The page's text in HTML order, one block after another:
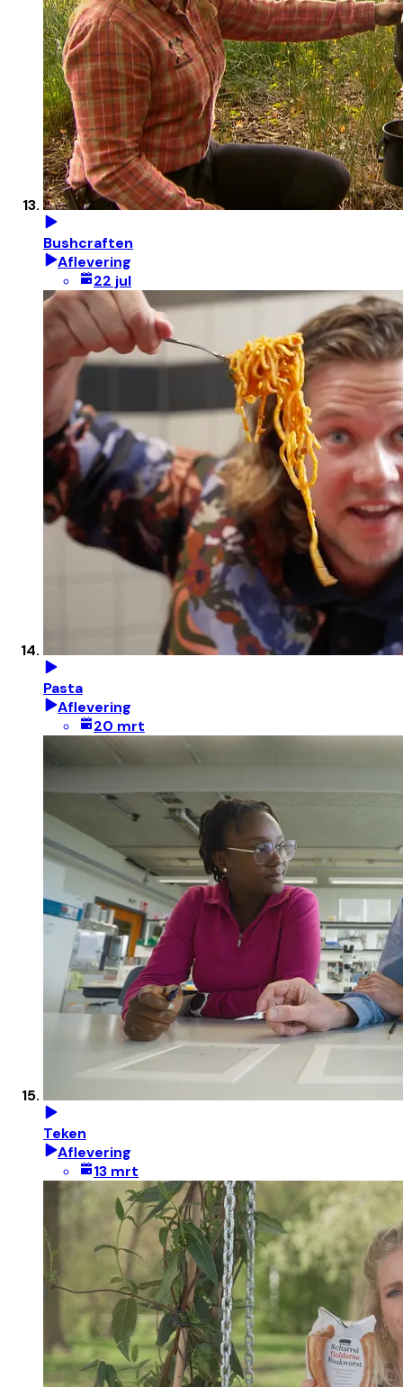
Bushcraften
Aflevering
22 jul
Pasta
Aflevering
20 mrt
Teken
Aflevering
13 mrt